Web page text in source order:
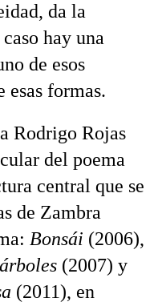
da la
hay una
de esos
esas formas.
Rodrigo Rojas
del poema
central que se
de Zambra
Bonsái (2006),
(2007) y
(2011), en